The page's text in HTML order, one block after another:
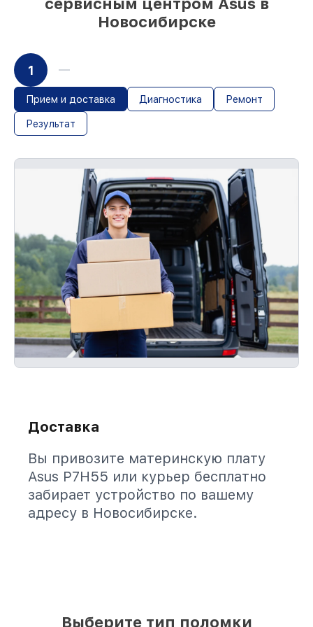
Новосибирске
1
Прием и доставка Диагностика Ремонт
Результат
Доставка
Вы привозите материнскую плату
Asus P7H55 или курьер бесплатно
забирает устройство по вашему
адресу в Новосибирске.
Выберите тип поломки